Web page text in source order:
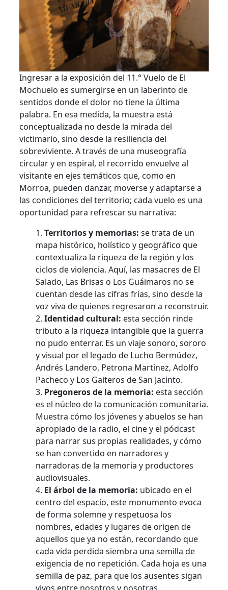
Ingresar a la exposición del 11.° Vuelo de El
Mochuelo es sumergirse en un laberinto de
sentidos donde el dolor no tiene la última
palabra. En esa medida, la muestra está
conceptualizada no desde la mirada del
victimario, sino desde la resiliencia del
sobreviviente. A través de una museografía
circular y en espiral, el recorrido envuelve al
visitante en ejes temáticos que, como en
Morroa, pueden danzar, moverse y adaptarse a
las condiciones del territorio; cada vuelo es una
oportunidad para refrescar su narrativa:
Territorios y memorias: se trata de un
mapa histórico, holístico y geográfico que
contextualiza la riqueza de la región y los
ciclos de violencia. Aquí, las masacres de El
Salado, Las Brisas o Los Guáimaros no se
cuentan desde las cifras frías, sino desde la
voz viva de quienes regresaron a reconstruir.
Identidad cultural: esta sección rinde
tributo a la riqueza intangible que la guerra
no pudo enterrar. Es un viaje sonoro, sororo
y visual por el legado de Lucho Bermúdez,
Andrés Landero, Petrona Martínez, Adolfo
Pacheco y Los Gaiteros de San Jacinto.
Pregoneros de la memoria: esta sección
es el núcleo de la comunicación comunitaria.
Muestra cómo los jóvenes y abuelos se han
apropiado de la radio, el cine y el pódcast
para narrar sus propias realidades, y cómo
se han convertido en narradores y
narradoras de la memoria y productores
audiovisuales.
El árbol de la memoria: ubicado en el
centro del espacio, este monumento evoca
de forma solemne y respetuosa los
nombres, edades y lugares de origen de
aquellos que ya no están, recordando que
cada vida perdida siembra una semilla de
exigencia de no repetición. Cada hoja es una
semilla de paz, para que los ausentes sigan